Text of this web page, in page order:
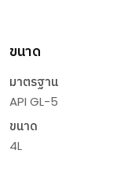
ขนาด
มาตรฐาน
API GL-5
ขนาด
4L